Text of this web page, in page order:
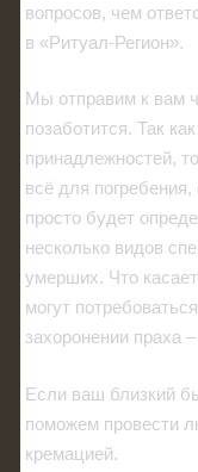
вопросов, чем
в «Ритуал-Регион».
Мы отправим к вам
позаботится. Так
принадлежностей,
всё для
просто будет
несколько видов
умерших. Что
могут
захоронении праха
Если ваш близкий
поможем провести
кремацией.